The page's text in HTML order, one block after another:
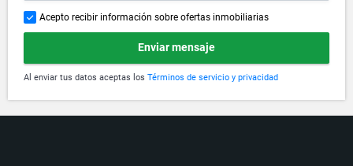
Acepto recibir información sobre ofertas inmobiliarias
Enviar mensaje
Al enviar tus datos aceptas los Términos de servicio y privacidad